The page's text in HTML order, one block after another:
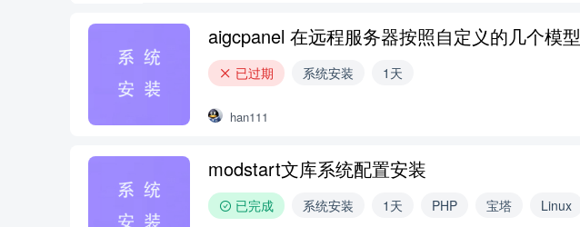
aigcpanel 在远程服务器按照自定义的几个模型
已过期 系统安装 1天
han111
modstart文库系统配置安装
已完成 系统安装 1天 PHP 宝塔 Linux